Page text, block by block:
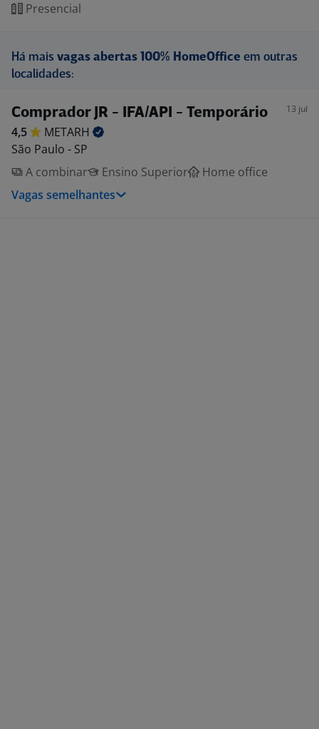
Presencial
Há mais vagas abertas 100% HomeOffice em outras
localidades:
Comprador JR - IFA/API - Temporário 13 jul
4,5
METARH
São Paulo - SP
A combinar
Ensino Superior
Home office
Vagas semelhantes